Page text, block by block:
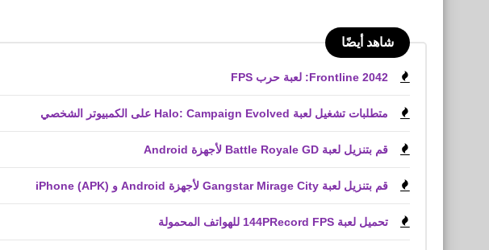
شاهد أيضًا
Frontline 2042: لعبة حرب FPS
متطلبات تشغيل لعبة Halo: Campaign Evolved على الكمبيوتر الشخصي
قم بتنزيل لعبة Battle Royale GD لأجهزة Android
قم بتنزيل لعبة Gangstar Mirage City لأجهزة Android و iPhone (APK)
تحميل لعبة 144PRecord FPS للهواتف المحمولة